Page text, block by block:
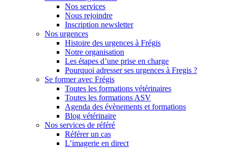
Nos services
Nous rejoindre
Inscription newsletter
Nos urgences
Histoire des urgences à Frégis
Notre organisation
Les étapes d’une prise en charge
Pourquoi adresser ses urgences à Fregis ?
Se former avec Frégis
Toutes les formations vétérinaires
Toutes les formations ASV
Agenda des évènements et formations
Blog vétérinaire
Nos services de référé
Référer un cas
L’imagerie en direct